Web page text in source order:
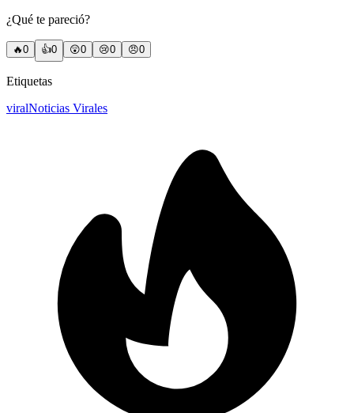
¿Qué te pareció?
🔥0 👍0 😲0 😢0 😠0
Etiquetas
viralNoticias Virales